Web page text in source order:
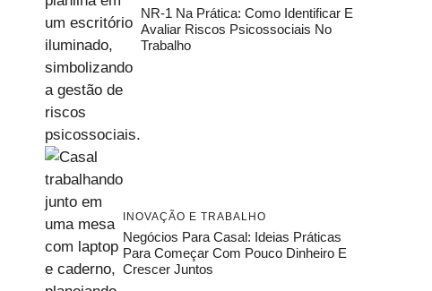
NR-1 Na Prática: Como Identificar E
Avaliar Riscos Psicossociais No
Trabalho
INOVAÇÃO E TRABALHO
Negócios Para Casal: Ideias Práticas
Para Começar Com Pouco Dinheiro E
Crescer Juntos